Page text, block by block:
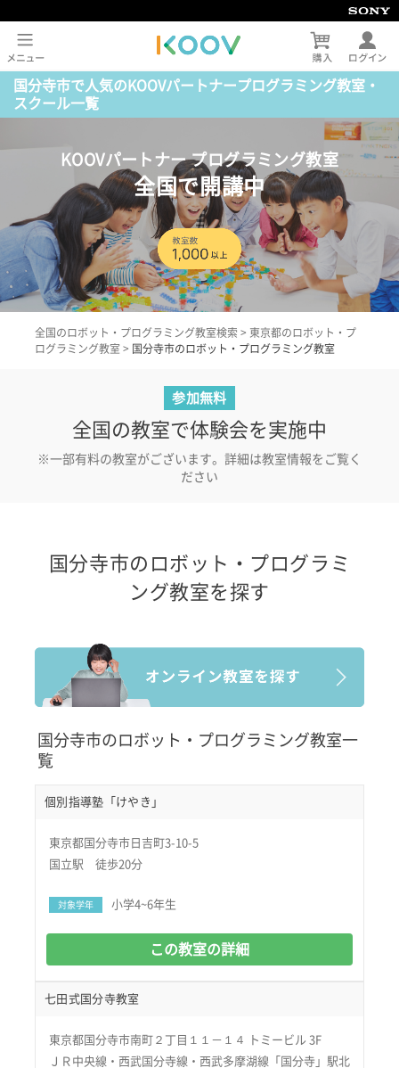
国分寺市で人気のKOOVパートナープログラミング教室・
スクール一覧
KOOVパートナー プログラミング教室
全国で開講中
全国のロボット・プログラミング教室検索 > 東京都のロボット・プ
ログラミング教室 > 国分寺市のロボット・プログラミング教室
参加無料
全国の教室で体験会を実施中
※一部有料の教室がございます。詳細は教室情報をご覧く
ださい
国分寺市のロボット・プログラミ
ング教室を探す
国分寺市のロボット・プログラミング教室一
覧
個別指導塾「けやき」
東京都国分寺市日吉町3-10-5
国立駅 徒歩20分
対象学年 小学4~6年生
この教室の詳細
七田式国分寺教室
東京都国分寺市南町２丁目１１－１４ トミービル 3F
ＪＲ中央線・西武国分寺線・西武多摩湖線「国分寺」駅北